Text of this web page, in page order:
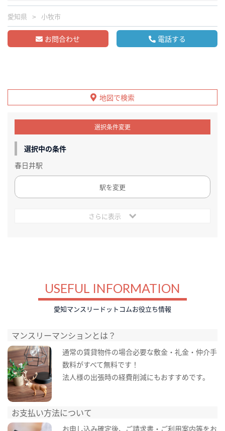
愛知県 小牧市
お問合わせ 電話する
地図で検索
選択条件変更
選択中の条件
春日井駅
駅を変更
さらに表示
USEFUL INFORMATION
愛知マンスリードットコムお役立ち情報
マンスリーマンションとは？
通常の賃貸物件の場合必要な敷金・礼金・仲介手
数料がすべて無料です！
法人様の出張時の経費削減にもおすすめです。
お支払い方法について
お申し込み確定後、ご請求書・ご利用案内等をお